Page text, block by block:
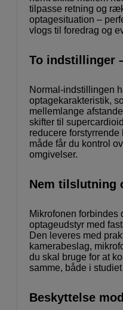
tilpasse retning og
optagesituation –
vlogs til foredrag og
To indstillinger
Normal-indstillingen
optagekarakteristik,
mellemlange
skifter til
reducere
måde får du kontrol
omgivelser.
Nem tilslutning
Mikrofonen forbindes
optageudstyr med
Den leveres med
kamerabeslag,
du skal bruge for at
samme, både i
Beskyttelse